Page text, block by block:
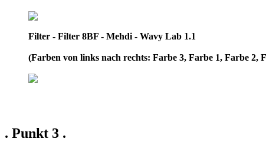
Filter - Filter 8BF - Mehdi - Wavy Lab 1.1
(Farben von links nach rechts: Farbe 3, Farbe 1, Farbe 2,
. Punkt 3 .